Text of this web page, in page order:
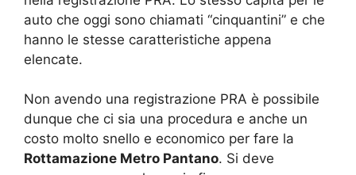
auto che oggi sono chiamati “cinquantini” e che
hanno le stesse caratteristiche appena
elencate.
Non avendo una registrazione PRA è possibile
dunque che ci sia una procedura e anche un
costo molto snello e economico per fare la
Rottamazione Metro Pantano. Si deve